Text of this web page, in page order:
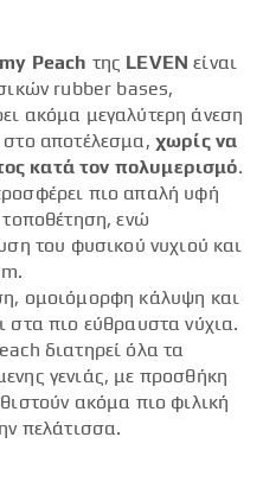
Peach της LEVEN είναι
rubber bases,
ακόμα μεγαλύτερη άνεση
αποτέλεσμα, χωρίς να
κατά τον πολυμερισμό.
πιο απαλή υφή
τοποθέτηση, ενώ
του φυσικού νυχιού και
ομοιόμορφη κάλυψη και
στα πιο εύθραυστα νύχια.
διατηρεί όλα τα
γενιάς, με προσθήκη
ακόμα πιο φιλική
πελάτισσα.